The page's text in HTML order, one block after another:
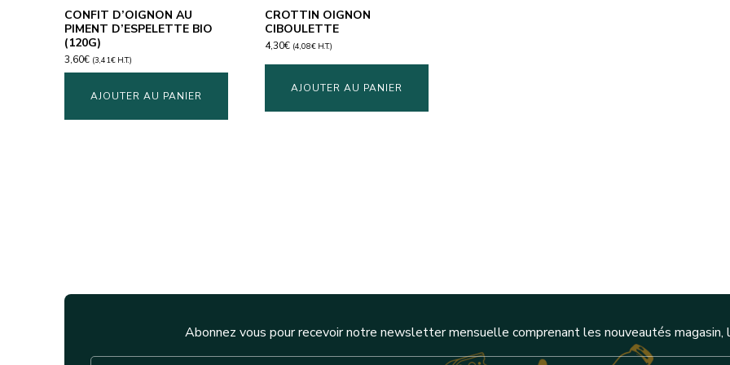
CONFIT D’OIGNON AU
PIMENT D’ESPELETTE BIO
(120G)
3,60€ (3,41€ H.T.)
AJOUTER AU PANIER
CROTTIN OIGNON
CIBOULETTE
4,30€ (4,08€ H.T.)
AJOUTER AU PANIER
Abonnez vous pour recevoir notre newsletter mensuelle comprenant les nouveautés